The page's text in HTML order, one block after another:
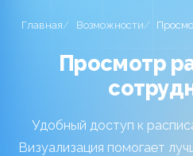
Главная Возможности
Просмотр
Удобный доступ к
Визуализация помогает